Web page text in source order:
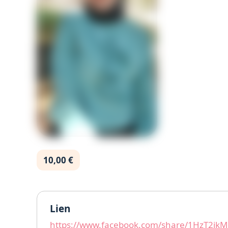
10,00 €
Lien
https://www.facebook.com/share/